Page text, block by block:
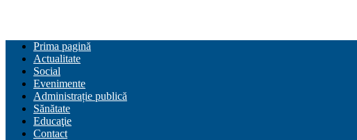
Prima pagină
Actualitate
Social
Evenimente
Administrație publică
Sănătate
Educaţie
Contact